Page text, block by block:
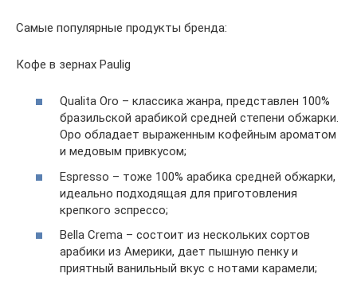
Самые популярные продукты бренда:
Кофе в зернах Paulig
Qualita Oro – классика жанра, представлен 100%
бразильской арабикой средней степени обжарки.
Оро обладает выраженным кофейным ароматом
и медовым привкусом;
Espresso – тоже 100% арабика средней обжарки,
идеально подходящая для приготовления
крепкого эспрессо;
Bella Crema – состоит из нескольких сортов
арабики из Америки, дает пышную пенку и
приятный ванильный вкус с нотами карамели;